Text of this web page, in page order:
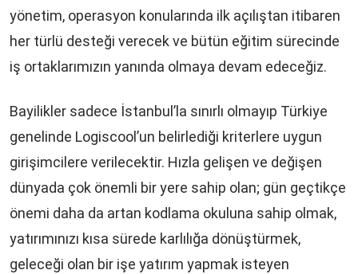
yönetim, operasyon konularında ilk açılıştan itibaren
her türlü desteği verecek ve bütün eğitim sürecinde
iş ortaklarımızın yanında olmaya devam edeceğiz.
Bayilikler sadece İstanbul’la sınırlı olmayıp Türkiye
genelinde Logiscool’un belirlediği kriterlere uygun
girişimcilere verilecektir. Hızla gelişen ve değişen
dünyada çok önemli bir yere sahip olan; gün geçtikçe
önemi daha da artan kodlama okuluna sahip olmak,
yatırımınızı kısa sürede karlılığa dönüştürmek,
geleceği olan bir işe yatırım yapmak isteyen